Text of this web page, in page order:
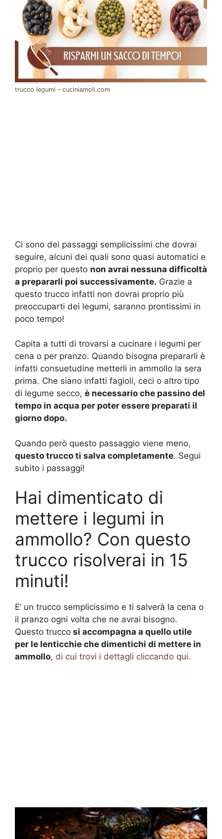
trucco legumi – cuciniamoli.com
Ci sono dei passaggi semplicissimi che dovrai
seguire, alcuni dei quali sono quasi automatici e
proprio per questo non avrai nessuna difficoltà
a prepararli poi successivamente. Grazie a
questo trucco infatti non dovrai proprio più
preoccuparti dei legumi, saranno prontissimi in
poco tempo!
Capita a tutti di trovarsi a cucinare i legumi per
cena o per pranzo. Quando bisogna prepararli è
infatti consuetudine metterli in ammollo la sera
prima. Che siano infatti fagioli, ceci o altro tipo
di legume secco, è necessario che passino del
tempo in acqua per poter essere preparati il
giorno dopo.
Quando però questo passaggio viene meno,
questo trucco ti salva completamente. Segui
subito i passaggi!
Hai dimenticato di
mettere i legumi in
ammollo? Con questo
trucco risolverai in 15
minuti!
E’ un trucco semplicissimo e ti salverà la cena o
il pranzo ogni volta che ne avrai bisogno.
Questo trucco si accompagna a quello utile
per le lenticchie che dimentichi di mettere in
ammollo, di cui trovi i dettagli cliccando qui.